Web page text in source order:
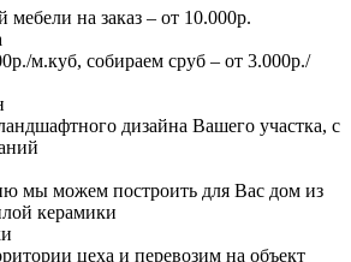
мебели на заказ – от 10.000р.
м.куб, собираем сруб – от 3.000р./
дизайна Вашего участка, с
мы можем построить для Вас дом из
керамики
цеха и перевозим на объект